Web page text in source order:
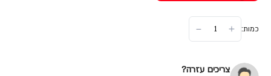
כמות:
צריכים עזרה?